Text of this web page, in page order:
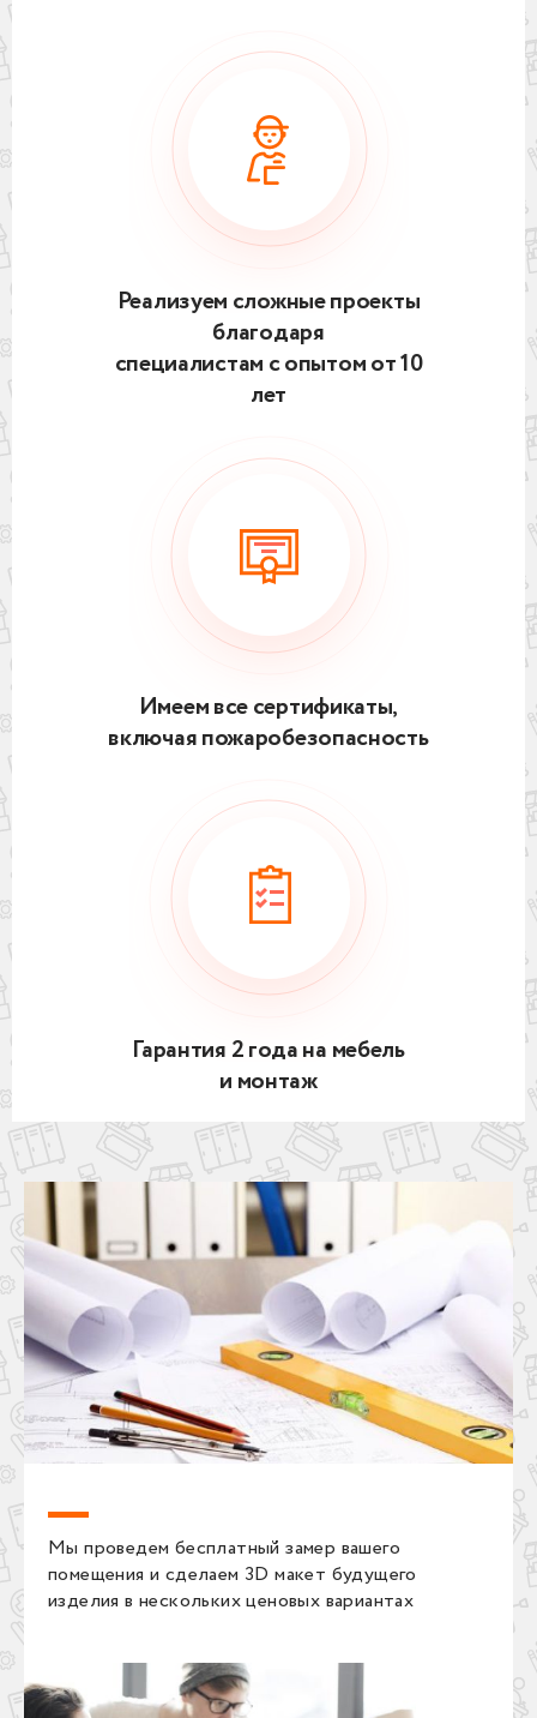
Реализуем сложные проекты
благодаря
специалистам с опытом от 10
лет
Имеем все сертификаты,
включая пожаробезопасность
Гарантия 2 года на мебель
и монтаж
Мы проведем бесплатный замер вашего
помещения и сделаем 3D макет будущего
изделия в нескольких ценовых вариантах